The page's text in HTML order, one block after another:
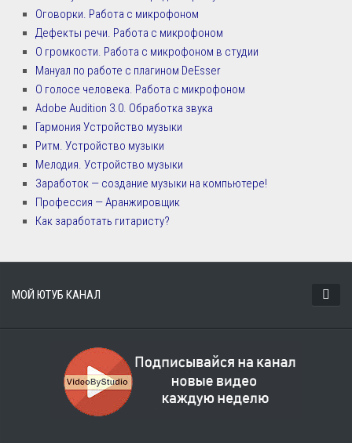
Оговорки. Работа с микрофоном
Дефекты речи. Работа с микрофоном
О громкости. Работа с микрофоном в студии
Мануал по работе с плагином DeEsser
О голосе человека. Работа с микрофоном
Adobe Audition 3.0. Обработка звука
Гармония Устройство музыки
Ритм. Устройство музыки
Мелодия. Устройство музыки
Заработок — создание музыки на компьютере!
Профессия — Аранжировщик
Как заработать гитаристу?
МОЙ ЮТУБ КАНАЛ